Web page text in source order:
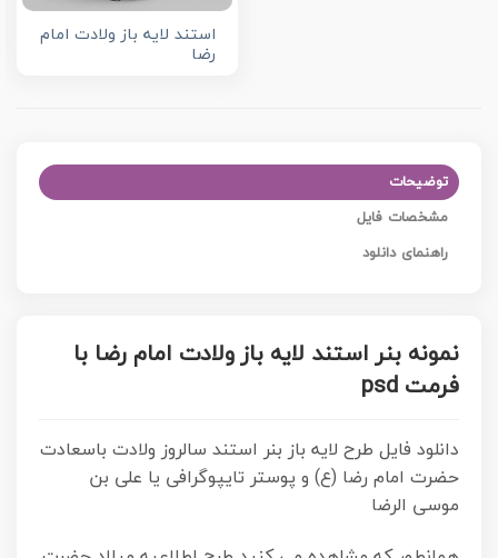
استند لایه باز ولادت امام
رضا
توضیحات
مشخصات فایل
راهنمای دانلود
نمونه بنر استند لایه باز ولادت امام رضا با
فرمت psd
دانلود فایل طرح لایه باز بنر استند سالروز ولادت باسعادت
حضرت امام رضا (ع) و پوستر تایپوگرافی یا علی بن
موسی الرضا